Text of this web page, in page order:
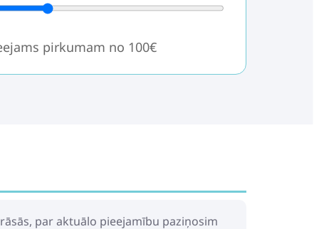
pirkumam no 100€
par aktuālo pieejamību paziņosim